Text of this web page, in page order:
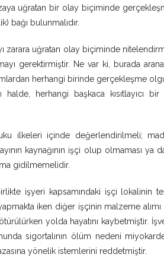
uğratan bir olay biçiminde
bağı bulunmalıdır.
zarara uğratan olay biçiminde
gerektirmiştir. Ne var ki, burada
herhangi birinde gerçekleşme
herhangi başkaca kısıtlayıcı bir
ilkeleri içinde değerlendirilmeli;
kaynağının işçi olup olmaması ya
gidilmemelidir.
işyeri kapsamındaki işçi lokalinin
iken diğer işçinin malzeme alımı
yolda hayatını kaybetmiştir.
sigortalının ölüm nedeni
yönelik istemlerini reddetmiştir.